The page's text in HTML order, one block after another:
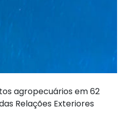
agropecuários em 62
Relações Exteriores